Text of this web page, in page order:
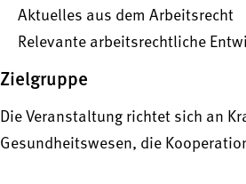
Aktuelles aus dem Arbeitsrecht
Relevante arbeitsrechtliche
Zielgruppe
Die Veranstaltung richtet sich an
Gesundheitswesen, die